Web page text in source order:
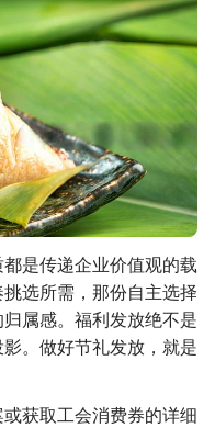
是传递企业价值观的载
选所需，那份自主选择
属感。福利发放绝不是
。做好节礼发放，就是
获取工会消费券的详细